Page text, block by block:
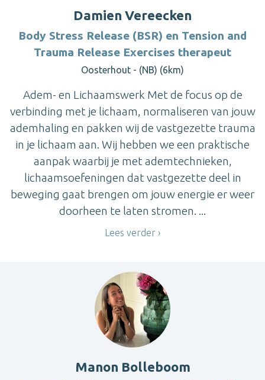
Damien Vereecken
Body Stress Release (BSR) en Tension and
Trauma Release Exercises therapeut
Oosterhout - (NB) (6km)
Adem- en Lichaamswerk Met de focus op de
verbinding met je lichaam, normaliseren van jouw
ademhaling en pakken wij de vastgezette trauma
in je lichaam aan. Wij hebben we een praktische
aanpak waarbij je met ademtechnieken,
lichaamsoefeningen dat vastgezette deel in
beweging gaat brengen om jouw energie er weer
doorheen te laten stromen. ...
Lees verder
Manon Bolleboom